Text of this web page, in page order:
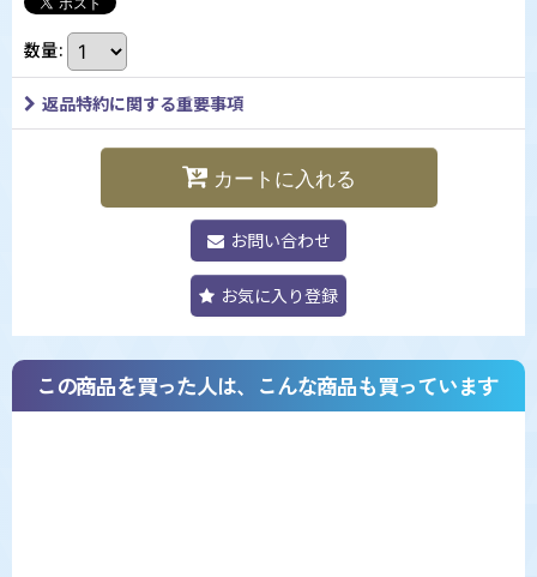
数量:
返品特約に関する重要事項
カートに入れる
お問い合わせ
お気に入り登録
この商品を買った人は、こんな商品も買っています